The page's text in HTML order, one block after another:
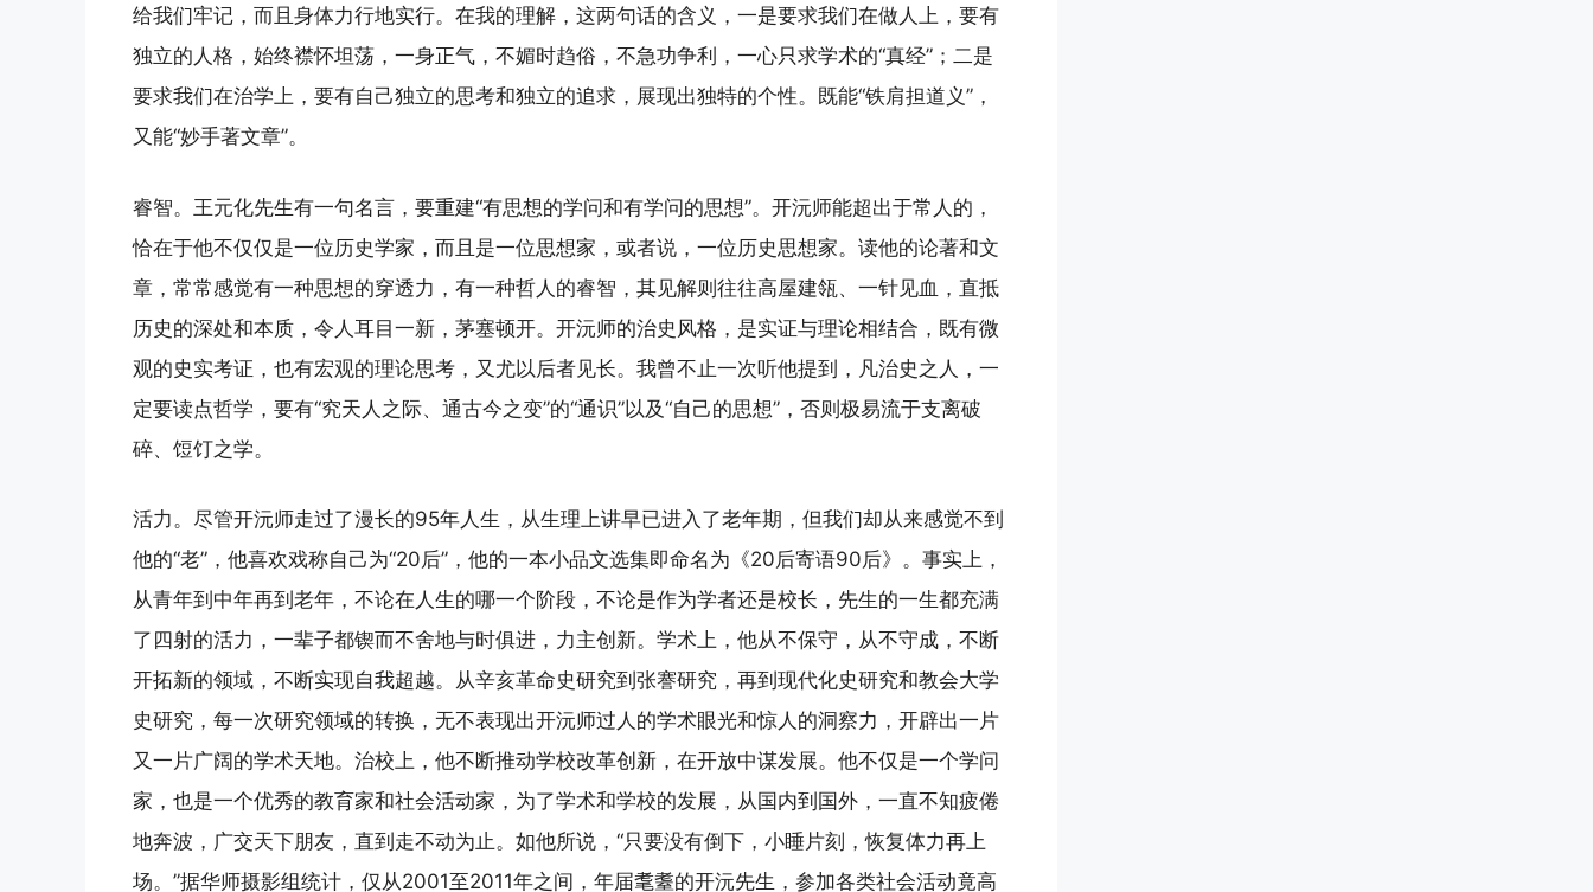
给我们牢记，而且身体力行地实行。在我的理解，这两句话的含义，一是要求我们在做人上，要有
独立的人格，始终襟怀坦荡，一身正气，不媚时趋俗，不急功争利，一心只求学术的“真经”；二是
要求我们在治学上，要有自己独立的思考和独立的追求，展现出独特的个性。既能“铁肩担道义”，
又能“妙手著文章”。
睿智。王元化先生有一句名言，要重建“有思想的学问和有学问的思想”。开沅师能超出于常人的，
恰在于他不仅仅是一位历史学家，而且是一位思想家，或者说，一位历史思想家。读他的论著和文
章，常常感觉有一种思想的穿透力，有一种哲人的睿智，其见解则往往高屋建瓴、一针见血，直抵
历史的深处和本质，令人耳目一新，茅塞顿开。开沅师的治史风格，是实证与理论相结合，既有微
观的史实考证，也有宏观的理论思考，又尤以后者见长。我曾不止一次听他提到，凡治史之人，一
定要读点哲学，要有“究天人之际、通古今之变”的“通识”以及“自己的思想”，否则极易流于支离破
碎、饾饤之学。
活力。尽管开沅师走过了漫长的95年人生，从生理上讲早已进入了老年期，但我们却从来感觉不到
他的“老”，他喜欢戏称自己为“20后”，他的一本小品文选集即命名为《20后寄语90后》。事实上，
从青年到中年再到老年，不论在人生的哪一个阶段，不论是作为学者还是校长，先生的一生都充满
了四射的活力，一辈子都锲而不舍地与时俱进，力主创新。学术上，他从不保守，从不守成，不断
开拓新的领域，不断实现自我超越。从辛亥革命史研究到张謇研究，再到现代化史研究和教会大学
史研究，每一次研究领域的转换，无不表现出开沅师过人的学术眼光和惊人的洞察力，开辟出一片
又一片广阔的学术天地。治校上，他不断推动学校改革创新，在开放中谋发展。他不仅是一个学问
家，也是一个优秀的教育家和社会活动家，为了学术和学校的发展，从国内到国外，一直不知疲倦
地奔波，广交天下朋友，直到走不动为止。如他所说，“只要没有倒下，小睡片刻，恢复体力再上
场。”据华师摄影组统计，仅从2001至2011年之间，年届耄耋的开沅先生，参加各类社会活动竟高